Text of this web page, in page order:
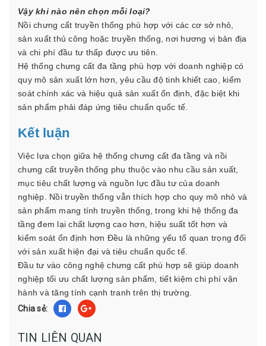
Vậy khi nào nên chọn mỗi loại?
Nồi chưng cất truyền thống phù hợp với các cơ sở nhỏ,
sản xuất thủ công hoặc truyền thống, nơi hương vị bản địa
và chi phí đầu tư thấp được ưu tiên.
Hệ thống chưng cất đa tầng phù hợp với doanh nghiệp có
quy mô sản xuất lớn hơn, yêu cầu độ tinh khiết cao, kiểm
soát chính xác và hiệu quả sản xuất ổn định, đặc biệt khi
sản phẩm phải đáp ứng tiêu chuẩn quốc tế.
Kết luận
Việc lựa chọn giữa hệ thống chưng cất đa tầng và nồi
chưng cất truyền thống phụ thuộc vào nhu cầu sản xuất,
mục tiêu chất lượng và nguồn lực đầu tư của doanh
nghiệp. Nồi truyền thống vẫn thích hợp cho quy mô nhỏ và
sản phẩm mang tính truyền thống, trong khi hệ thống đa
tầng đem lại chất lượng cao hơn, hiệu suất tốt hơn và
kiểm soát ổn định hơn Đều là những yếu tố quan trọng đối
với sản xuất hiện đại và tiêu chuẩn quốc tế.
Đầu tư vào công nghệ chưng cất phù hợp sẽ giúp doanh
nghiệp tối ưu chất lượng sản phẩm, tiết kiệm chi phí vận
hành và tăng tính cạnh tranh trên thị trường.
Chia sẻ:
TIN LIÊN QUAN